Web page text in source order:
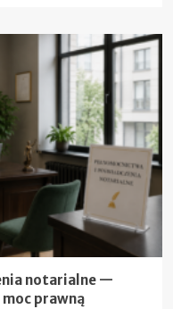
notarialne —
prawną